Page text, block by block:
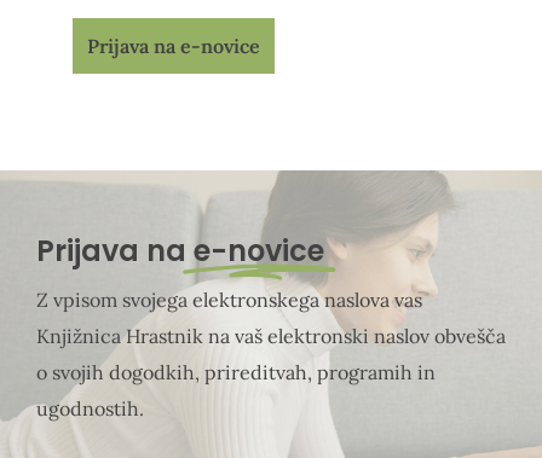
Prijava na e-novice
Z vpisom svojega elektronskega naslova vas
Knjižnica Hrastnik na vaš elektronski naslov obvešča
o svojih dogodkih, prireditvah, programih in
ugodnostih.